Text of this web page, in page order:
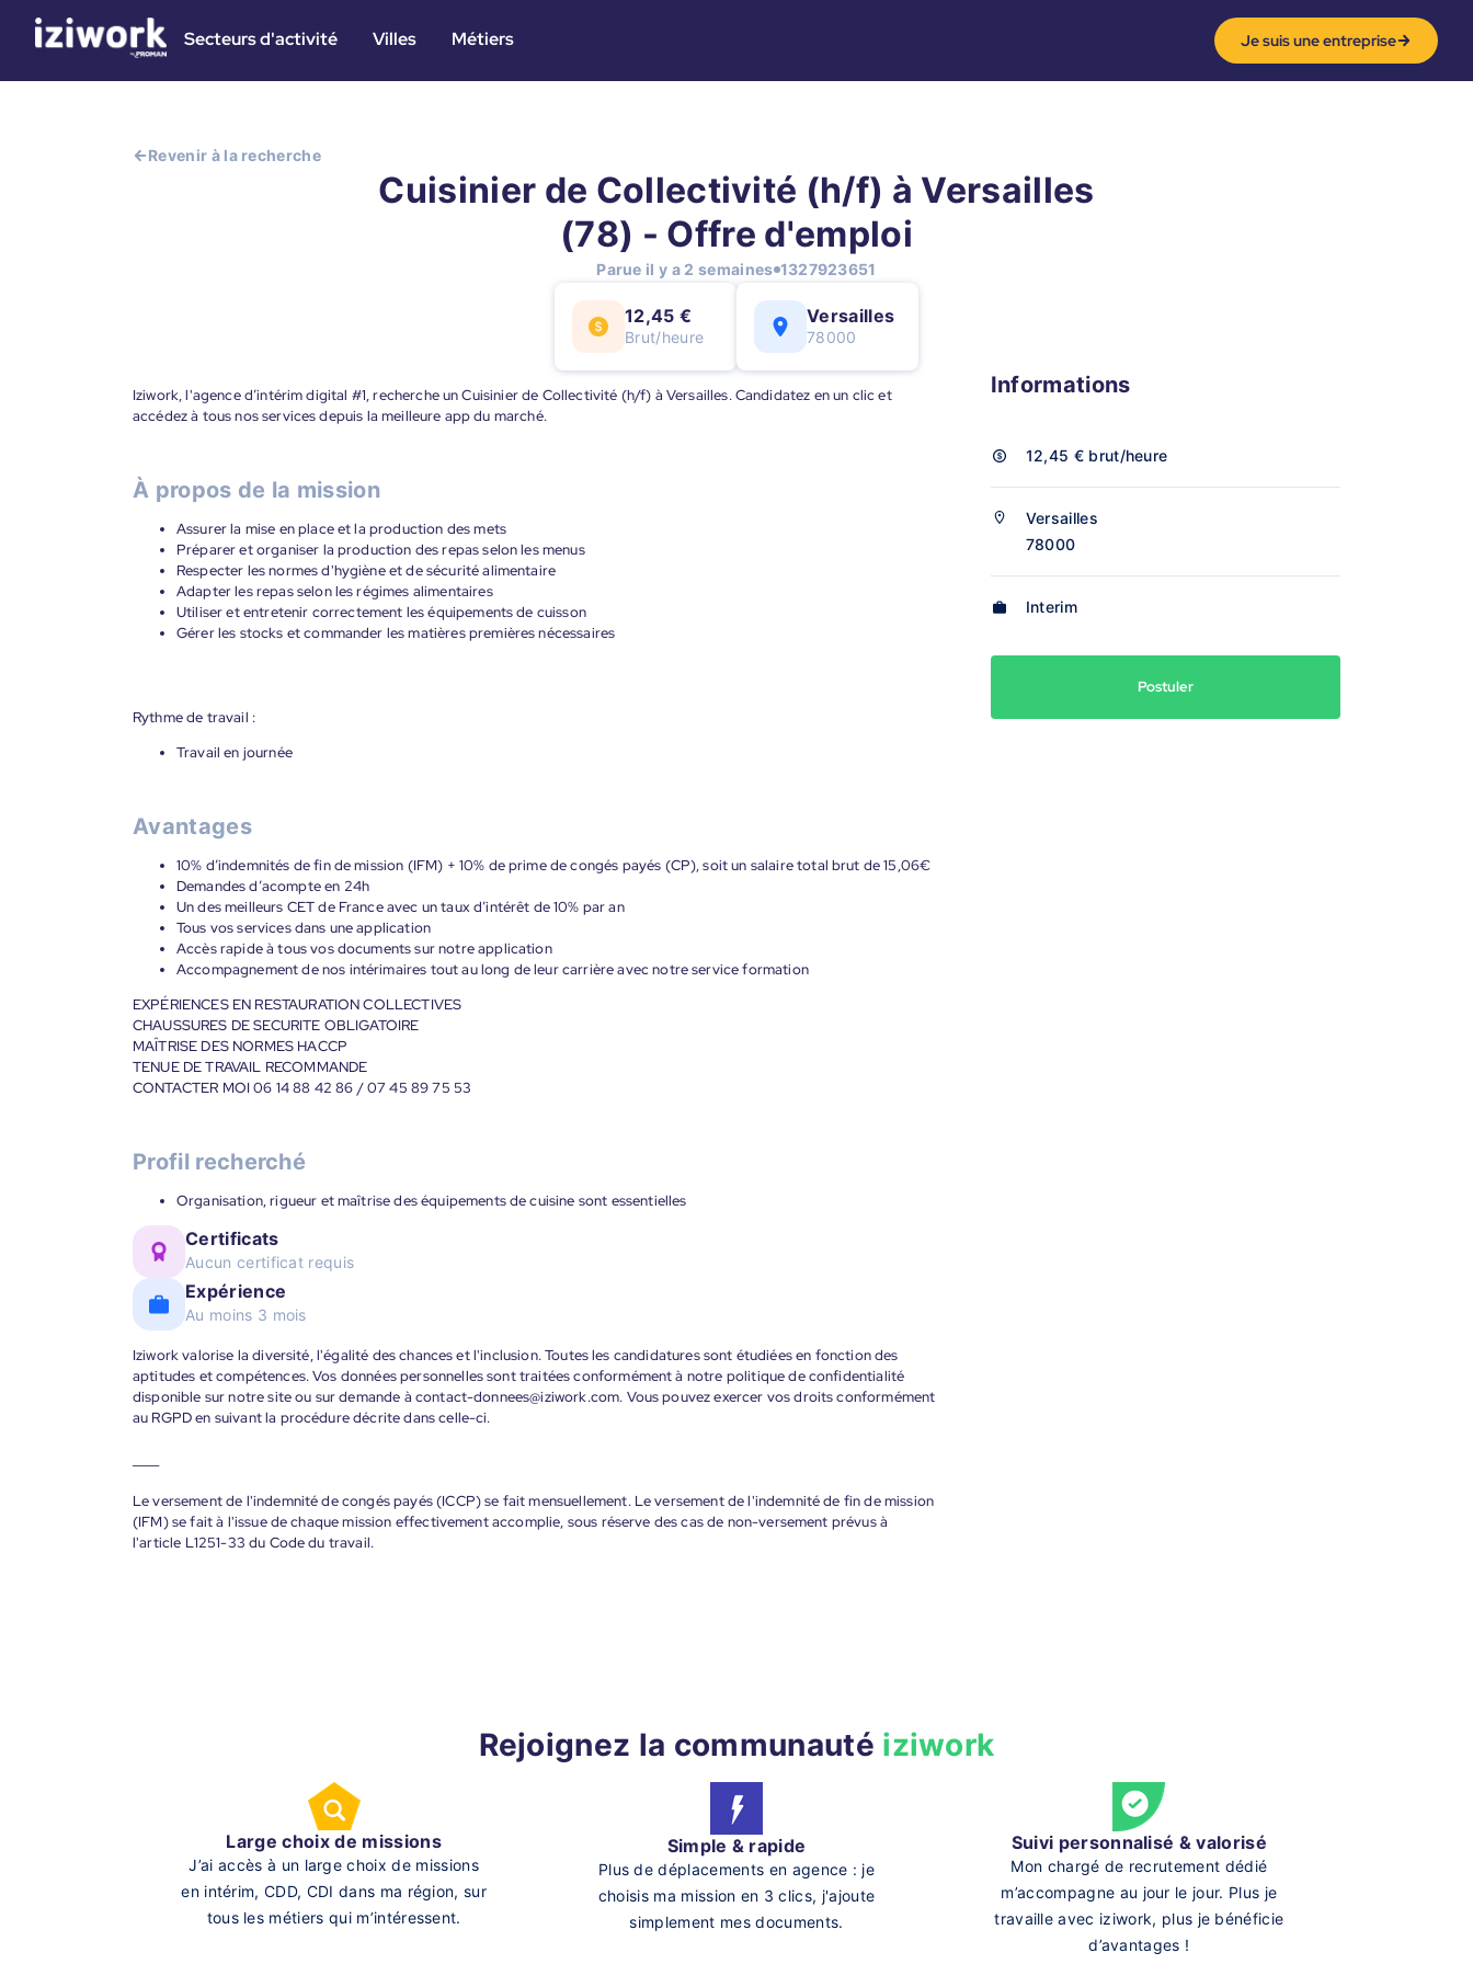
Secteurs d'activité Villes Métiers Je suis une entreprise
Revenir à la recherche
Cuisinier de Collectivité (h/f) à Versailles
(78) - Offre d'emploi
Parue il y a 2 semaines 1327923651
12,45 €
Brut/heure
Versailles
78000
Iziwork, l'agence d’intérim digital #1, recherche un Cuisinier de Collectivité (h/f) à Versailles. Candidatez en un clic et
accédez à tous nos services depuis la meilleure app du marché.
À propos de la mission
Assurer la mise en place et la production des mets
Préparer et organiser la production des repas selon les menus
Respecter les normes d'hygiène et de sécurité alimentaire
Adapter les repas selon les régimes alimentaires
Utiliser et entretenir correctement les équipements de cuisson
Gérer les stocks et commander les matières premières nécessaires
Rythme de travail :
Travail en journée
Avantages
10% d’indemnités de fin de mission (IFM) + 10% de prime de congés payés (CP), soit un salaire total brut de 15,06€
Demandes d’acompte en 24h
Un des meilleurs CET de France avec un taux d’intérêt de 10% par an
Tous vos services dans une application
Accès rapide à tous vos documents sur notre application
Accompagnement de nos intérimaires tout au long de leur carrière avec notre service formation
EXPÉRIENCES EN RESTAURATION COLLECTIVES
CHAUSSURES DE SECURITE OBLIGATOIRE
MAÎTRISE DES NORMES HACCP
TENUE DE TRAVAIL RECOMMANDE
CONTACTER MOI 06 14 88 42 86 / 07 45 89 75 53
Profil recherché
Organisation, rigueur et maîtrise des équipements de cuisine sont essentielles
Certificats
Aucun certificat requis
Expérience
Au moins 3 mois
Iziwork valorise la diversité, l'égalité des chances et l'inclusion. Toutes les candidatures sont étudiées en fonction des
aptitudes et compétences. Vos données personnelles sont traitées conformément à notre politique de confidentialité
disponible sur notre site ou sur demande à contact-donnees@iziwork.com. Vous pouvez exercer vos droits conformément
au RGPD en suivant la procédure décrite dans celle-ci.
Le versement de l'indemnité de congés payés (ICCP) se fait mensuellement. Le versement de l'indemnité de fin de mission
(IFM) se fait à l'issue de chaque mission effectivement accomplie, sous réserve des cas de non-versement prévus à
l'article L1251-33 du Code du travail.
Informations
12,45 € brut/heure
Versailles
78000
Interim
Postuler
Rejoignez la communauté iziwork
Large choix de missions
J’ai accès à un large choix de missions
en intérim, CDD, CDI dans ma région, sur
tous les métiers qui m’intéressent.
Simple & rapide
Plus de déplacements en agence : je
choisis ma mission en 3 clics, j'ajoute
simplement mes documents.
Suivi personnalisé & valorisé
Mon chargé de recrutement dédié
m’accompagne au jour le jour. Plus je
travaille avec iziwork, plus je bénéficie
d’avantages !